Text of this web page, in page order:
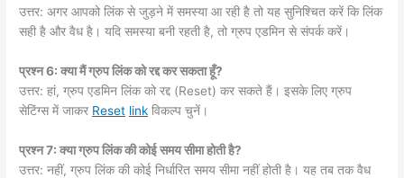
उत्तर: अगर आपको लिंक से जुड़ने में समस्या आ रही है तो यह सुनिश्चित करें कि लिंक
सही है और वैध है। यदि समस्या बनी रहती है, तो ग्रुप एडमिन से संपर्क करें।
प्रश्न 6: क्या मैं ग्रुप लिंक को रद्द कर सकता हूँ?
उत्तर: हां, ग्रुप एडमिन लिंक को रद्द (Reset) कर सकते हैं। इसके लिए ग्रुप
सेटिंग्स में जाकर Reset link विकल्प चुनें।
प्रश्न 7: क्या ग्रुप लिंक की कोई समय सीमा होती है?
उत्तर: नहीं, ग्रुप लिंक की कोई निर्धारित समय सीमा नहीं होती है। यह तब तक वैध